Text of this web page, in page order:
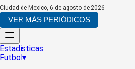
Ciudad de Mexico, 6 de agosto de 2026
VER MÁS PERIÓDICOS
Estadísticas
Futbol▾